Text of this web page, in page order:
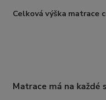
Celková výška matrace
Matrace má na každé